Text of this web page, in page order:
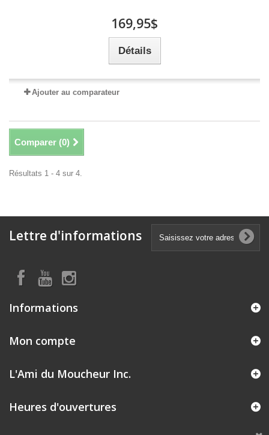
169,95$
Détails
Ajouter au comparateur
Comparer (0)
Résultats 1 - 4 sur 4.
Lettre d'informations
Informations
Mon compte
L'Ami du Moucheur Inc.
Heures d'ouvertures